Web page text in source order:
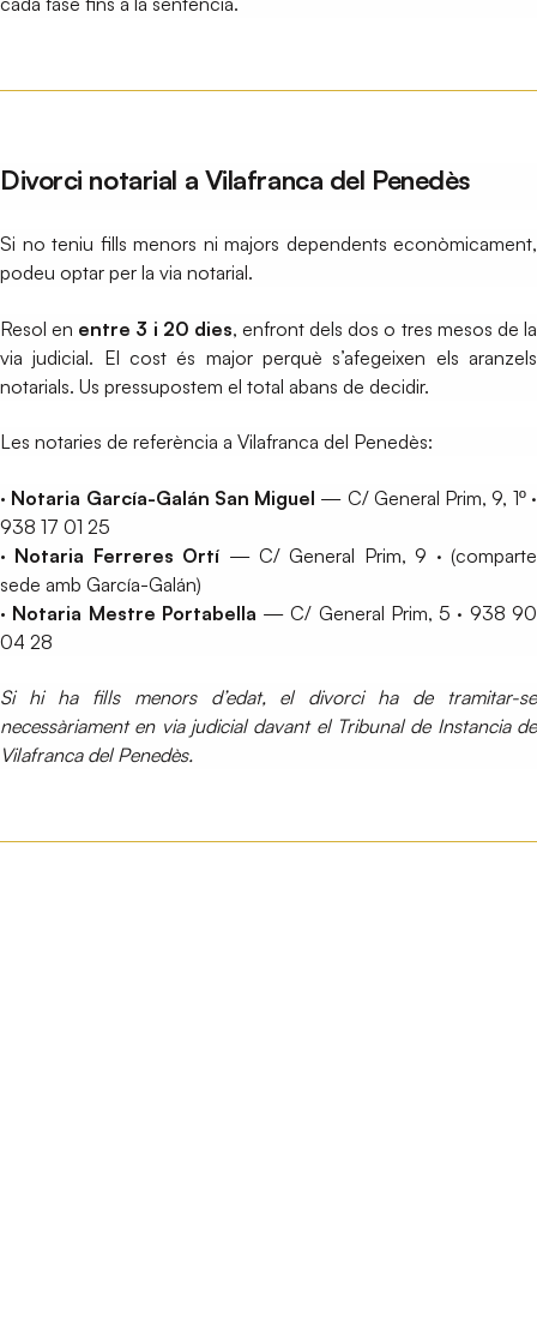
Divorci notarial a Vilafranca del Penedès
Si no teniu fills menors ni majors dependents econòmicament,
podeu optar per la via notarial.
Resol en entre 3 i 20 dies, enfront dels dos o tres mesos de la
via judicial. El cost és major perquè s’afegeixen els aranzels
notarials. Us pressupostem el total abans de decidir.
Les notaries de referència a Vilafranca del Penedès:
· Notaria García-Galán San Miguel — C/ General Prim, 9, 1º ·
938 17 01 25
· Notaria Ferreres Ortí — C/ General Prim, 9 · (comparte
sede amb García-Galán)
· Notaria Mestre Portabella — C/ General Prim, 5 · 938 90
04 28
Si hi ha fills menors d’edat, el divorci ha de tramitar-se
necessàriament en via judicial davant el Tribunal de Instancia de
Vilafranca del Penedès.